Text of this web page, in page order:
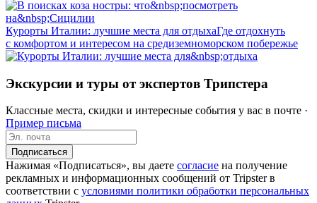
Курорты Италии: лучшие места для отдыхаГде отдохнуть
с комфортом и интересом на средиземноморском побережье
Экскурсии и туры от экспертов Трипстера
Классные места, скидки и интересные события у вас в почте ·
Пример письма
Подписаться
Нажимая «Подписаться», вы даете согласие на получение
рекламных и информационных сообщений от Tripster в
соответствии c условиями политики обработки персональных